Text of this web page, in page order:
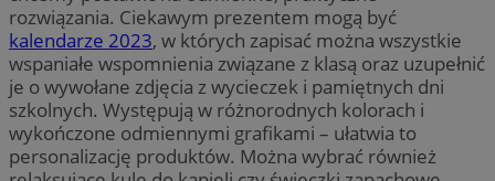
rozwiązania. Ciekawym prezentem mogą być
kalendarze 2023, w których zapisać można wszystkie
wspaniałe wspomnienia związane z klasą oraz uzupełnić
je o wywołane zdjęcia z wycieczek i pamiętnych dni
szkolnych. Występują w różnorodnych kolorach i
wykończone odmiennymi grafikami – ułatwia to
personalizację produktów. Można wybrać również